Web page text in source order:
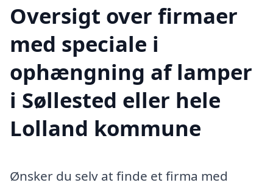
Oversigt over firmaer
med speciale i
ophængning af lamper
i Søllested eller hele
Lolland kommune
Ønsker du selv at finde et firma med